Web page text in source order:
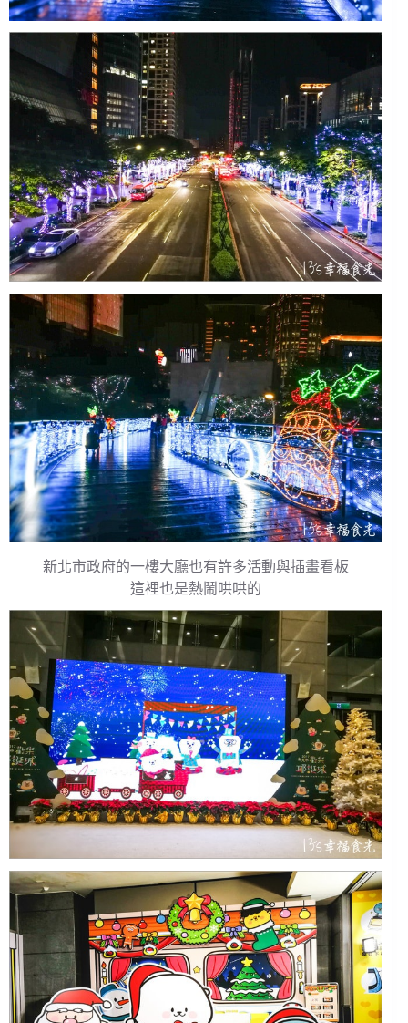
新北市政府的一樓大廳也有許多活動與插畫看板
這裡也是熱鬧哄哄的